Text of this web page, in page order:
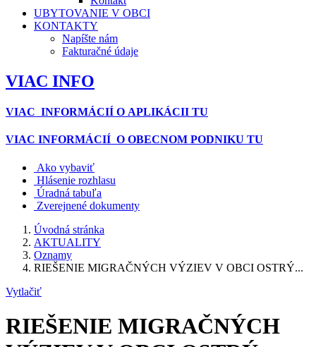
UBYTOVANIE V OBCI
KONTAKTY
Napíšte nám
Fakturačné údaje
VIAC INFO
VIAC INFORMÁCIÍ O APLIKÁCII TU
VIAC INFORMÁCIÍ O OBECNOM PODNIKU TU
Ako vybaviť
Hlásenie rozhlasu
Úradná tabuľa
Zverejnené dokumenty
Úvodná stránka
AKTUALITY
Oznamy
RIEŠENIE MIGRAČNÝCH VÝZIEV V OBCI OSTRÝ...
Vytlačiť
RIEŠENIE MIGRAČNÝCH